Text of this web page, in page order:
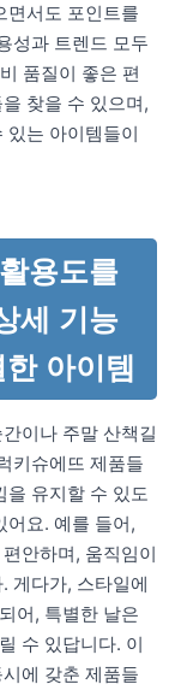
면서도 포인트를
성과 트렌드 모두
품질이 좋은 편
찾을 수 있으며,
있는 아이템들이
용도를
세 기능
아이템
이나 주말 산책길
키슈에뜨 제품들
을 유지할 수 있도
어요. 예를 들어,
안하며, 움직임이
게다가, 스타일에
어, 특별한 날은
수 있답니다. 이
에 갖춘 제품들